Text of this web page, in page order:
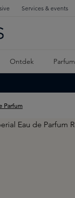
Services & events
Ontdek Parfum
Parfum